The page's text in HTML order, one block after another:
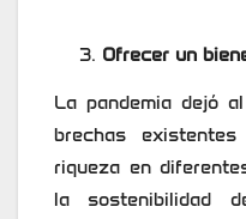
Ofrecer un
La pandemia dejó
brechas
riqueza en
la sostenibilidad